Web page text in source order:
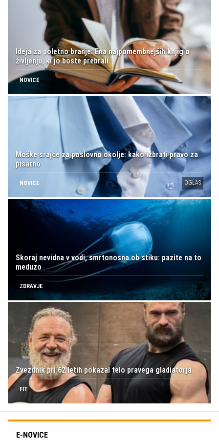
Ideja za poletno branje: Ena najpomembnejših knjig o
življenju, ki jo boste prebrali
NOVICE
Moške srajce za poslovno okolje: kako izbrati pravo za
pisarno
NOVICE OGLAS
Skoraj nevidna v vodi, smrtonosna ob stiku: pazite na to
meduzo
ZDRAVJE
Zvezdnik pri 62 letih pokazal telo pravega gladiatorja
FIT
E-NOVICE